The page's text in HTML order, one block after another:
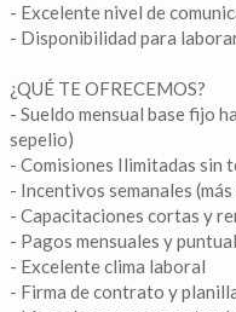
- Excelente nivel de
- Disponibilidad para
¿QUÉ TE OFRECEMOS?
- Sueldo mensual base fijo
sepelio)
- Comisiones Ilimitadas sin
- Incentivos semanales
- Capacitaciones cortas y
- Pagos mensuales y
- Excelente clima laboral
- Firma de contrato y